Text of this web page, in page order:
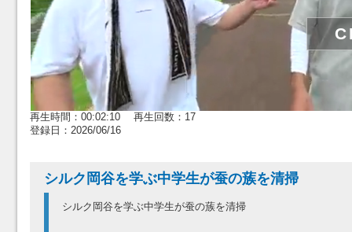
再生時間：00:02:10 再生回数：17
登録日：2026/06/16
シルク岡谷を学ぶ中学生が蚕の蔟を清掃
シルク岡谷を学ぶ中学生が蚕の蔟を清掃